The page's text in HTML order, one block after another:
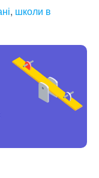
, школи в